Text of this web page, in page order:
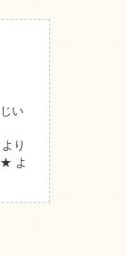
い
より
よ